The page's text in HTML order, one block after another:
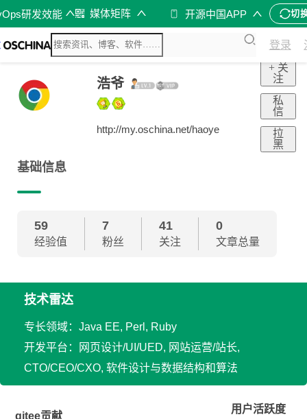
研发效能 媒体矩阵 开源中国APP 切
登录
浩爷
http://my.oschina.net/haoye
+ 关
注
私
信
拉
黑
基础信息
59
经验值
7
粉丝
41
关注
0
文章总量
技术雷达
专长领域：Java EE, Perl, Ruby
开发平台：网页设计/UI/UED, 网站运营/站长,
CTO/CEO/CXO, 软件设计与数据结构和算法
gitee贡献
用户活跃度